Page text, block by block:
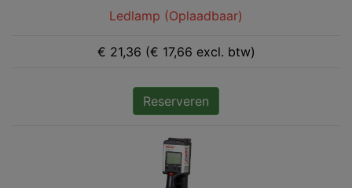
Ledlamp (Oplaadbaar)
€ 21,36 (€ 17,66 excl. btw)
Reserveren